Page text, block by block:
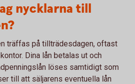
nycklarna till
träffas på tillträdesdagen, oftast
Dina lån betalas ut och
löses samtidigt som
till att säljarens eventuella lån